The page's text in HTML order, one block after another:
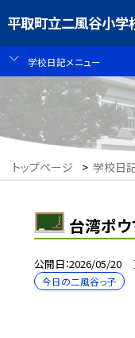
平取町立二風谷小学
学校日記メニュー
トップページ > 学校日
台湾ポ
公開日 2026/05/20
今日の二風谷っ子